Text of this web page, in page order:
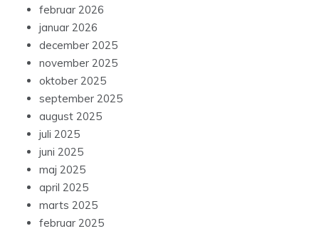
februar 2026
januar 2026
december 2025
november 2025
oktober 2025
september 2025
august 2025
juli 2025
juni 2025
maj 2025
april 2025
marts 2025
februar 2025